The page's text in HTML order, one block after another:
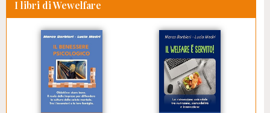
I libri di Wewelfare